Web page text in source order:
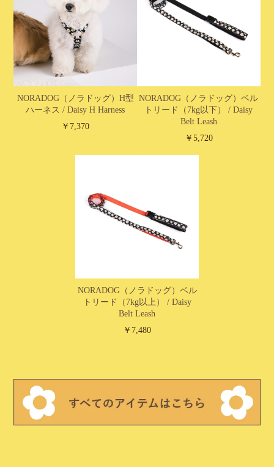
NORADOG（ノラドッグ）H型
ハーネス / Daisy H Harness
￥7,370
NORADOG（ノラドッグ）ベル
トリード（7kg以下） / Daisy
Belt Leash
￥5,720
NORADOG（ノラドッグ）ベル
トリード（7kg以上） / Daisy
Belt Leash
￥7,480